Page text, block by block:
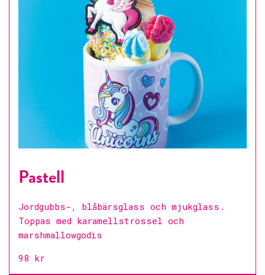
Pastell
Jordgubbs-, blåbärsglass och mjukglass.
Toppas med karamellströssel och
marshmallowgodis
98 kr